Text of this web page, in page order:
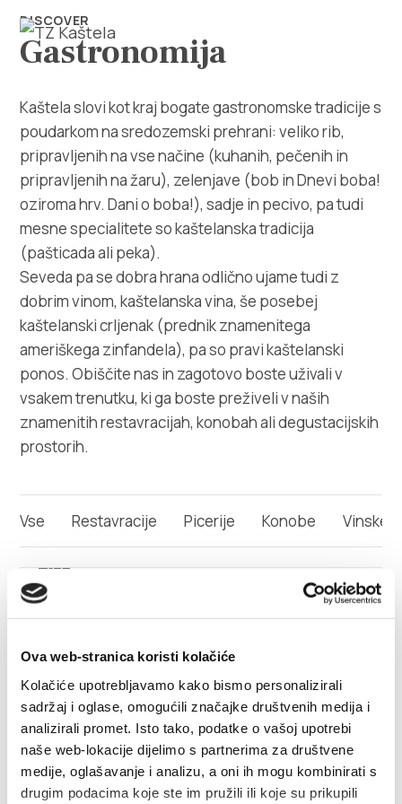
Ova web-stranica koristi kolačiće
Kolačiće upotrebljavamo kako bismo personalizirali
sadržaj i oglase, omogućili značajke društvenih medija i
analizirali promet. Isto tako, podatke o vašoj upotrebi
naše web-lokacije dijelimo s partnerima za društvene
medije, oglašavanje i analizu, a oni ih mogu kombinirati s
drugim podacima koje ste im pružili ili koje su prikupili
Raziščite
Destinacija
Kaj početi
Info
Multimedija
Safe in Dalmatia
+385 21 227 933
Villa Nika, Kamberovo šetalište 30,
21216 Kaštel Stari, Hrvatska
Navodila
DISCOVER
Gastronomija
Kaštela slovi kot kraj bogate gastronomske tradicije s
poudarkom na sredozemski prehrani: veliko rib,
pripravljenih na vse načine (kuhanih, pečenih in
pripravljenih na žaru), zelenjave (bob in Dnevi boba!
oziroma hrv. Dani o boba!), sadje in pecivo, pa tudi
mesne specialitete so kaštelanska tradicija
(pašticada ali peka).
Seveda pa se dobra hrana odlično ujame tudi z
dobrim vinom, kaštelanska vina, še posebej
kaštelanski crljenak (prednik znamenitega
ameriškega zinfandela), pa so pravi kaštelanski
ponos. Obiščite nas in zagotovo boste uživali v
vsakem trenutku, ki ga boste preživeli v naših
znamenitih restavracijah, konobah ali degustacijskih
prostorih.
Vse Restavracije Picerije Konobe Vinske
1/5
OBRTNA PIVOVARNA
FAMILIA
Ulica uz prugu 14,Kaštel Kambelovac
+385 (0) 98 535 292
darko@familia.hr
familia.hr/